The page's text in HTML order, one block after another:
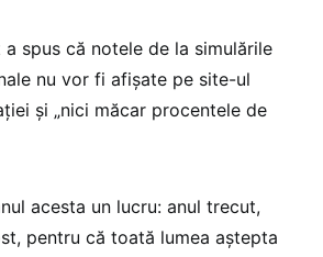
spus că notele de la simulările
nu vor fi afișate pe site-ul
și „nici măcar procentele de
acesta un lucru: anul trecut,
pentru că toată lumea aștepta